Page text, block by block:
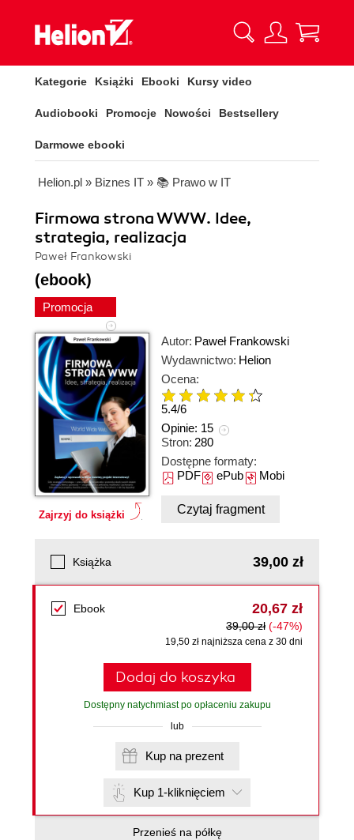
Kategorie Książki Ebooki Kursy video
Audiobooki Promocje Nowości Bestsellery
Darmowe ebooki
Helion.pl » Biznes IT » 📚 Prawo w IT
Firmowa strona WWW. Idee,
strategia, realizacja
Paweł Frankowski
(ebook)
Promocja
Zajrzyj do książki
Autor: Paweł Frankowski
Wydawnictwo: Helion
Ocena:
5.4/6
Opinie: 15
Stron: 280
Dostępne formaty:
PDFePubMobi
Czytaj fragment
Książka 39,00 zł
Ebook 20,67 zł
39,00 zł (-47%)
19,50 zł najniższa cena z 30 dni
Dodaj do koszyka
Dostępny natychmiast po opłaceniu zakupu
lub
Kup na prezent
Kup 1-kliknięciem
Przenieś na półkę